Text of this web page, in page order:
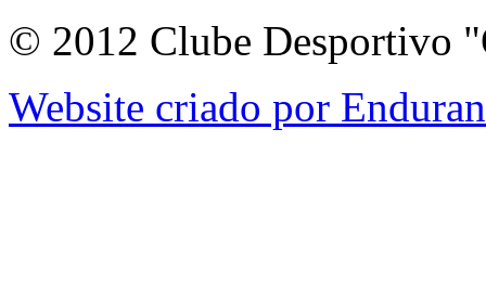
© 2012 Clube Desportivo
Website criado por